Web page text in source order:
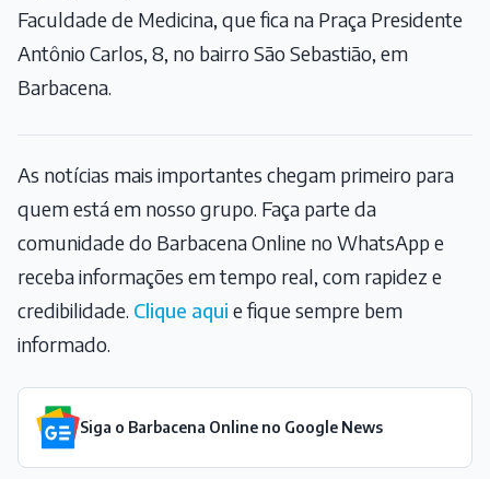
Faculdade de Medicina, que fica na Praça Presidente
Antônio Carlos, 8, no bairro São Sebastião, em
Barbacena.
As notícias mais importantes chegam primeiro para
quem está em nosso grupo. Faça parte da
comunidade do Barbacena Online no WhatsApp e
receba informações em tempo real, com rapidez e
credibilidade. Clique aqui e fique sempre bem
informado.
Siga o Barbacena Online no Google News